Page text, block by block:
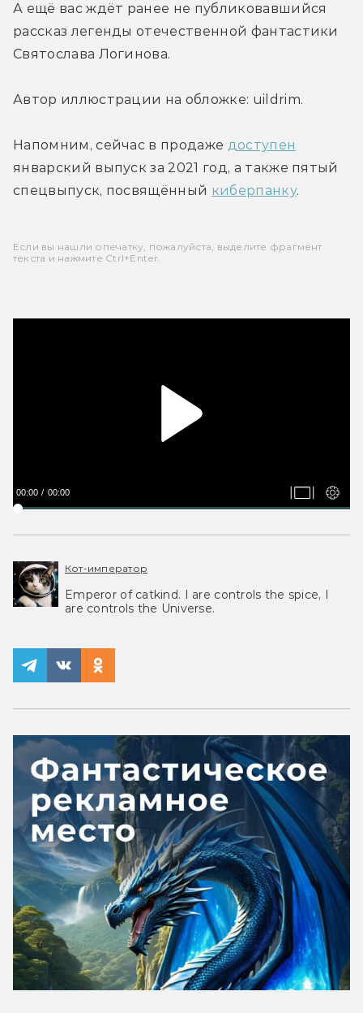
А ещё вас ждёт ранее не публиковавшийся
рассказ легенды отечественной фантастики
Святослава Логинова.
Автор иллюстрации на обложке: uildrim.
Напомним, сейчас в продаже доступен
январский выпуск за 2021 год, а также пятый
спецвыпуск, посвящённый киберпанку.
Если вы нашли опечатку, пожалуйста, выделите фрагмент
текста и нажмите Ctrl+Enter.
00:00 00:00
Кот-император
Emperor of catkind. I are controls the spice, I
are controls the Universe.